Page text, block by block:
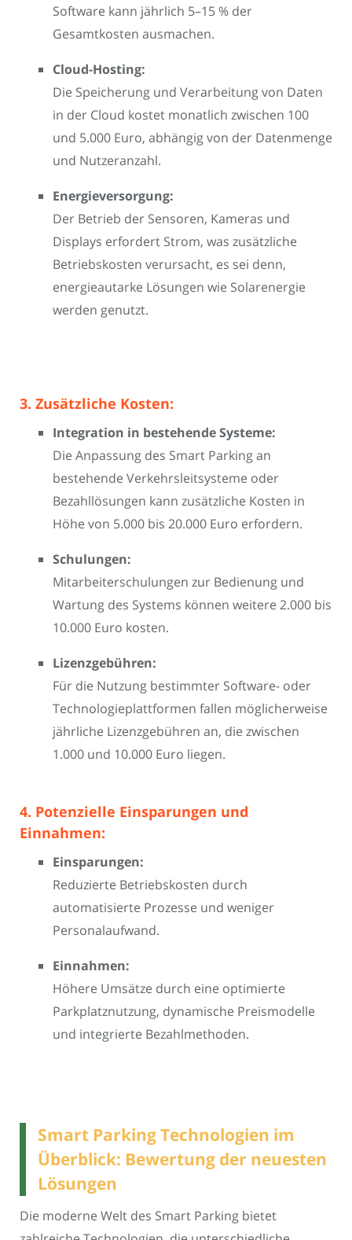
Software kann jährlich 5–15 % der
Gesamtkosten ausmachen.
Cloud-Hosting:
Die Speicherung und Verarbeitung von Daten
in der Cloud kostet monatlich zwischen 100
und 5.000 Euro, abhängig von der Datenmenge
und Nutzeranzahl.
Energieversorgung:
Der Betrieb der Sensoren, Kameras und
Displays erfordert Strom, was zusätzliche
Betriebskosten verursacht, es sei denn,
energieautarke Lösungen wie Solarenergie
werden genutzt.
3. Zusätzliche Kosten:
Integration in bestehende Systeme:
Die Anpassung des Smart Parking an
bestehende Verkehrsleitsysteme oder
Bezahllösungen kann zusätzliche Kosten in
Höhe von 5.000 bis 20.000 Euro erfordern.
Schulungen:
Mitarbeiterschulungen zur Bedienung und
Wartung des Systems können weitere 2.000 bis
10.000 Euro kosten.
Lizenzgebühren:
Für die Nutzung bestimmter Software- oder
Technologieplattformen fallen möglicherweise
jährliche Lizenzgebühren an, die zwischen
1.000 und 10.000 Euro liegen.
4. Potenzielle Einsparungen und
Einnahmen:
Einsparungen:
Reduzierte Betriebskosten durch
automatisierte Prozesse und weniger
Personalaufwand.
Einnahmen:
Höhere Umsätze durch eine optimierte
Parkplatznutzung, dynamische Preismodelle
und integrierte Bezahlmethoden.
Smart Parking Technologien im
Überblick: Bewertung der neuesten
Lösungen
Die moderne Welt des Smart Parking bietet